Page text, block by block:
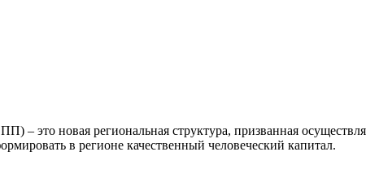
это новая региональная структура, призванная
в регионе качественный человеческий капитал.